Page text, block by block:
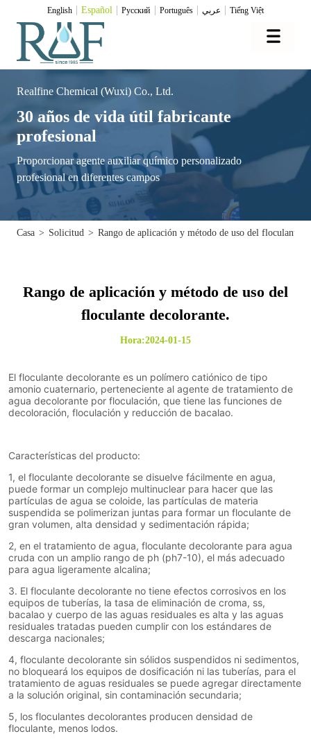
English Español Pусский Português عربي Tiếng Việt
Realfine Chemical (Wuxi) Co., Ltd.
30 años de vida útil fabricante
profesional
Proporcionar agente auxiliar químico personalizado
profesional en diferentes campos
Casa > Solicitud > Rango de aplicación y método de uso del floculante
Rango de aplicación y método de uso del
floculante decolorante.
Hora:2024-01-15